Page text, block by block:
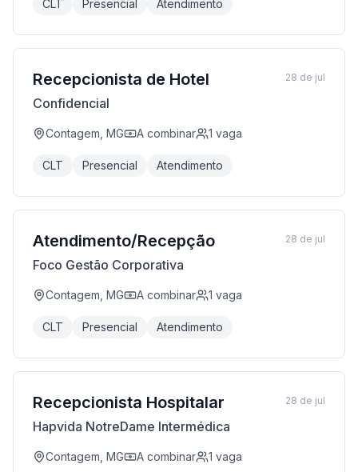
CLT Presencial Atendimento
Recepcionista de Hotel
Confidencial
Contagem, MG A combinar 1 vaga
CLT Presencial Atendimento
28 de jul
Atendimento/Recepção
Foco Gestão Corporativa
Contagem, MG A combinar 1 vaga
CLT Presencial Atendimento
28 de jul
Recepcionista Hospitalar
Hapvida NotreDame Intermédica
Contagem, MG A combinar 1 vaga
28 de jul